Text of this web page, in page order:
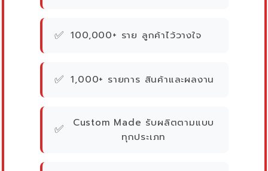
✅ 100,000+ ราย ลูกค้าไว้วางใจ
✅ 1,000+ รายการ สินค้าและผลงาน
✅
Custom Made รับผลิตตามแบบ
ทุกประเภท